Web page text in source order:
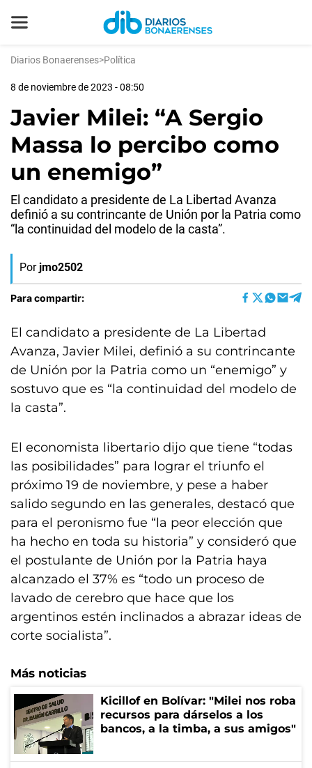
Diarios Bonaerenses>Política
8 de noviembre de 2023 - 08:50
Javier Milei: “A Sergio
Massa lo percibo como
un enemigo”
El candidato a presidente de La Libertad Avanza
definió a su contrincante de Unión por la Patria como
“la continuidad del modelo de la casta”.
Por jmo2502
Para compartir:
El candidato a presidente de La Libertad
Avanza, Javier Milei, definió a su contrincante
de Unión por la Patria como un “enemigo” y
sostuvo que es “la continuidad del modelo de
la casta”.
El economista libertario dijo que tiene “todas
las posibilidades” para lograr el triunfo el
próximo 19 de noviembre, y pese a haber
salido segundo en las generales, destacó que
para el peronismo fue “la peor elección que
ha hecho en toda su historia” y consideró que
el postulante de Unión por la Patria haya
alcanzado el 37% es “todo un proceso de
lavado de cerebro que hace que los
argentinos estén inclinados a abrazar ideas de
corte socialista”.
Más noticias
Kicillof en Bolívar: "Milei nos roba
recursos para dárselos a los
bancos, a la timba, a sus amigos"